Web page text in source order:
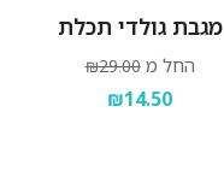
מגבת גולדי תכלת
החל מ ₪29.00
₪14.50